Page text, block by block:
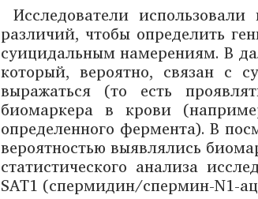
Исследователи
различий, чтобы определить
суицидальным намерениям. В
который, вероятно, связан с
выражаться (то есть
биомаркера в крови
определенного фермента). В
вероятностью выявлялись
статистического анализа
SAT1 (спермидин/спермин-N1-